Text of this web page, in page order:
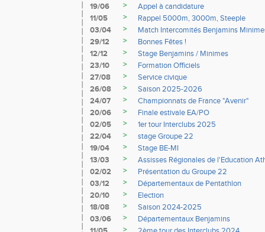
19/06 >
Appel à candidature
11/05
>
Rappel 5000m, 3000m, Steeple
03/04
>
Match Intercomités Benjamins
29/12
>
Bonnes Fêtes !
12/12
>
Stage Benjamins / Minimes
23/10
>
Formation Officiels
27/08
>
Service civique
26/08
>
Saison 2025-2026
24/07
>
Championnats de France "Avenir"
20/06
>
Finale estivale EA/PO
02/05
>
1er tour Interclubs 2025
22/04
>
stage Groupe 22
19/04
>
Stage BE-MI
13/03
>
Assisses Régionales de l'Education
02/02
>
Présentation du Groupe 22
03/12
>
Départementaux de Pentathlon
20/10
>
Election
18/08
>
Saison 2024-2025
03/06
>
Départementaux Benjamins
>